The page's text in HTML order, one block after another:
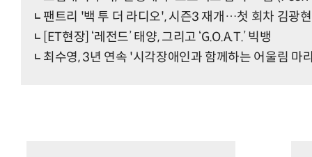
팬트리 '백 투 더 라디오', 시즌3 재개…첫 회차 김광
[ET현장] ‘레전드’ 태양, 그리고 ‘G.O.A.T.’ 빅뱅
최수영, 3년 연속 '시각장애인과 함께하는 어울림 마